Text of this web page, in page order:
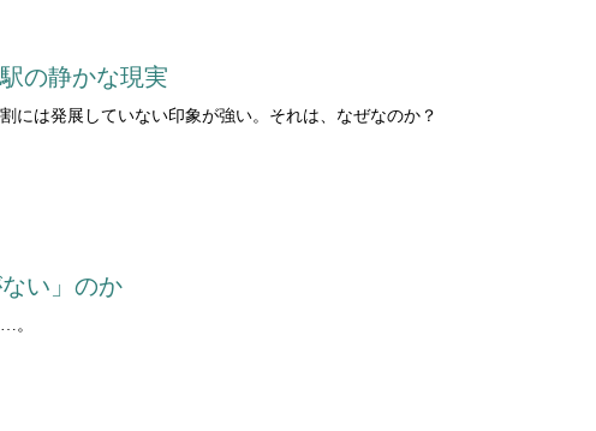
の静かな現実
には発展していない印象が強い。それは、なぜなのか？
い」のか
。